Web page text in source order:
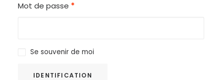
Mot de passe *
Se souvenir de moi
IDENTIFICATION